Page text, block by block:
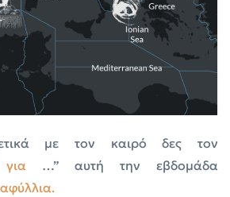
με τον καιρό δες τον
για…” αυτή την εβδομάδα